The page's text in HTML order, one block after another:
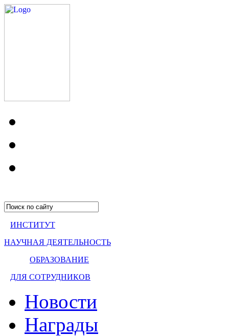
ИНСТИТУТ
НАУЧНАЯ ДЕЯТЕЛЬНОСТЬ
ОБРАЗОВАНИЕ
ДЛЯ СОТРУДНИКОВ
Новости
Награды